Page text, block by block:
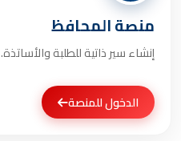
منصة المحافظ
إنشاء سير ذاتية للطلبة والأساتذة.
الدخول للمنصة